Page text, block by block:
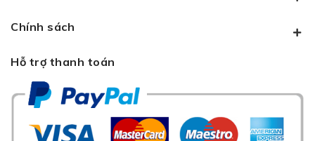
Chính sách
Hỗ trợ thanh toán